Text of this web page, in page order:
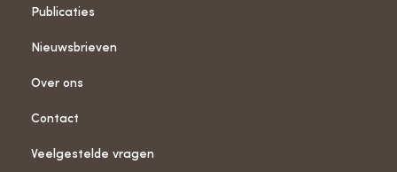
Publicaties
Nieuwsbrieven
Over ons
Contact
Veelgestelde vragen